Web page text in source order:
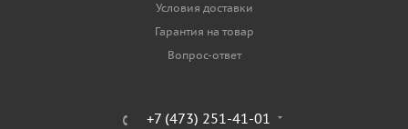
Условия доставки
Гарантия на товар
Вопрос-ответ
+7 (473) 251-41-01